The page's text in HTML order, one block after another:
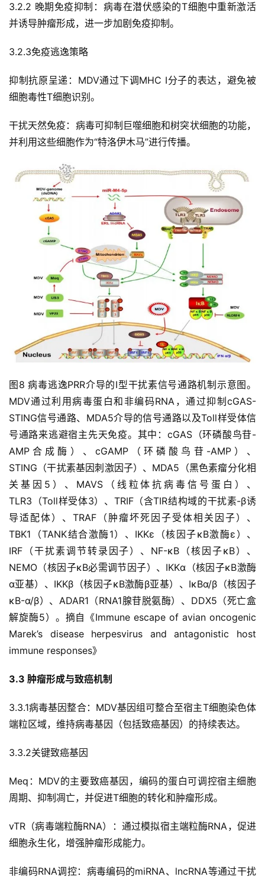
3.2.2 晚期免疫抑制：病毒在潜伏感染的T细胞中重新激活
并诱导肿瘤形成，进一步加剧免疫抑制。
3.2.3免疫逃逸策略
抑制抗原呈递：MDV通过下调MHC I分子的表达，避免被
细胞毒性T细胞识别。
干扰天然免疫：病毒可抑制巨噬细胞和树突状细胞的功能，
并利用这些细胞作为“特洛伊木马”进行传播。
图8 病毒逃逸PRR介导的I型干扰素信号通路机制示意图。
MDV通过利用病毒蛋白和非编码RNA，通过抑制cGAS-
STING信号通路、MDA5介导的信号通路以及Toll样受体信
号通路来逃避宿主先天免疫。其中：cGAS（环磷酸鸟苷-
AMP合成酶）、cGAMP（环磷酸鸟苷-AMP）、
STING（干扰素基因刺激因子）、MDA5（黑色素瘤分化相
关基因5）、MAVS（线粒体抗病毒信号蛋白）、
TLR3（Toll样受体3）、TRIF（含TIR结构域的干扰素-β诱
导适配体）、TRAF（肿瘤坏死因子受体相关因子）、
TBK1（TANK结合激酶1）、IKKε（核因子κB激酶ε）、
IRF（干扰素调节转录因子）、NF-κB（核因子κB）、
NEMO（核因子κB必需调节因子）、IKKα（核因子κB激酶
α亚基）、IKKβ（核因子κB激酶β亚基）、IκBα/β（核因子
κB-α/β）、ADAR1（RNA1腺苷脱氨酶）、DDX5（死亡盒
解旋酶5）。摘自《Immune escape of avian oncogenic
Marek’s disease herpesvirus and antagonistic host
immune responses》
3.3 肿瘤形成与致癌机制
3.3.1病毒基因整合：MDV基因组可整合至宿主T细胞染色体
端粒区域，维持病毒基因（包括致癌基因）的持续表达。
3.3.2关键致癌基因
Meq：MDV的主要致癌基因，编码的蛋白可调控宿主细胞
周期、抑制凋亡，并促进T细胞的转化和肿瘤形成。
vTR（病毒端粒酶RNA）：通过模拟宿主端粒酶RNA，促进
细胞永生化，增强肿瘤形成能力。
非编码RNA调控：病毒编码的miRNA、lncRNA等通过干扰